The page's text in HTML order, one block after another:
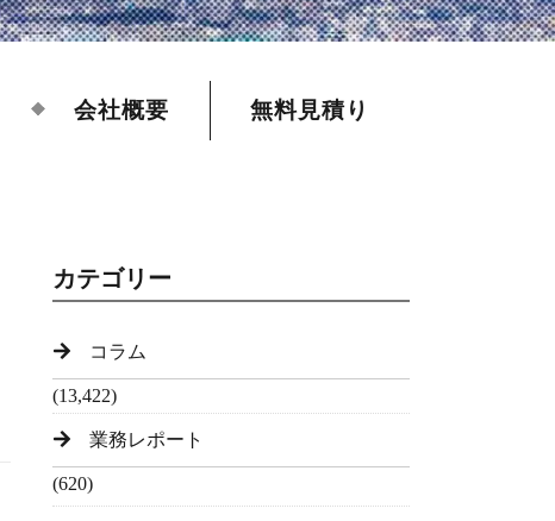
会社概要 無料見積り
カテゴリー
コラム
(13,422)
業務レポート
(620)